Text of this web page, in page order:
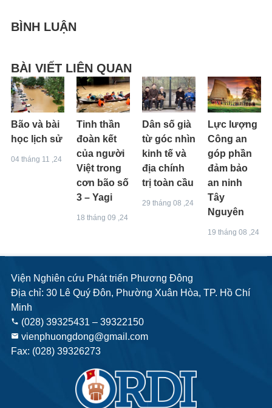
BÌNH LUẬN
BÀI VIẾT LIÊN QUAN
Bão và bài
học lịch sử
04 tháng 11 ,24
Tinh thần
đoàn kết
của người
Việt trong
cơn bão số
3 – Yagi
18 tháng 09 ,24
Dân số già
từ góc nhìn
kinh tế và
địa chính
trị toàn cầu
29 tháng 08 ,24
Lực lượng
Công an
góp phần
đảm bảo
an ninh
Tây
Nguyên
19 tháng 08 ,24
Viện Nghiên cứu Phát triển Phương Đông
Địa chỉ: 30 Lê Quý Đôn, Phường Xuân Hòa, TP. Hồ Chí
Minh
phone (028) 39325431 – 39322150
email vienphuongdong@gmail.com
Fax: (028) 39326273